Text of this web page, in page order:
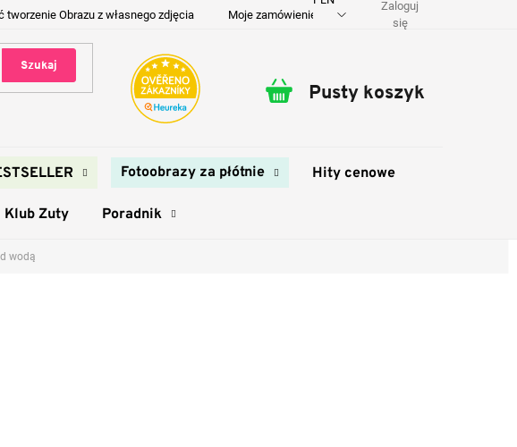
tworzenie Obrazu z własnego zdjęcia Moje zamówienie Dostawa i płatność
Zaloguj
się
Szukaj
Koszyk
Pusty koszyk
Fotoobrazy za płótnie Hity cenowe
Klub Zuty Poradnik
wodą